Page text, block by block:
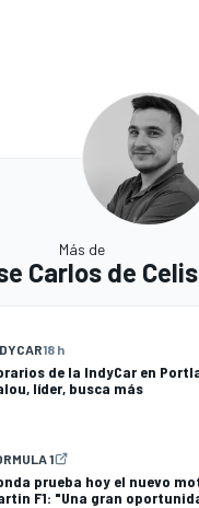
Más de
Carlos de Celis
18 h
de la IndyCar en
líder, busca más
1
prueba hoy el nuevo
F1: "Una gran